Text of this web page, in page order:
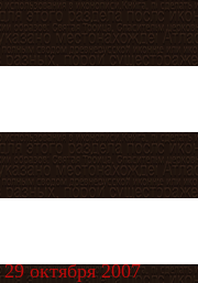
октября 2007